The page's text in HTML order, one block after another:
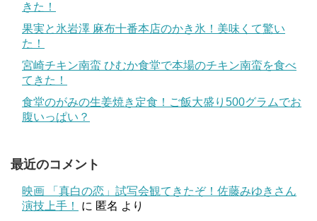
きた！
果実と氷岩澤 麻布十番本店のかき氷！美味くて驚い
た！
宮崎チキン南蛮 ひむか食堂で本場のチキン南蛮を食べ
てきた！
食堂のがみの生姜焼き定食！ご飯大盛り500グラムでお
腹いっぱい？
最近のコメント
映画 「真白の恋」試写会観てきたぞ！佐藤みゆきさん
演技上手！
に 匿名 より